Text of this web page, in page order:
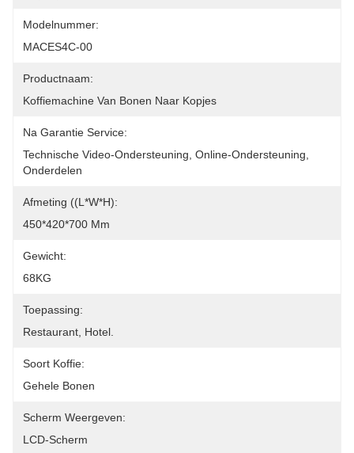
Modelnummer:
MACES4C-00
Productnaam:
Koffiemachine Van Bonen Naar Kopjes
Na Garantie Service:
Technische Video-Ondersteuning, Online-Ondersteuning,
Onderdelen
Afmeting ((L*W*H):
450*420*700 Mm
Gewicht:
68KG
Toepassing:
Restaurant, Hotel.
Soort Koffie:
Gehele Bonen
Scherm Weergeven:
LCD-Scherm